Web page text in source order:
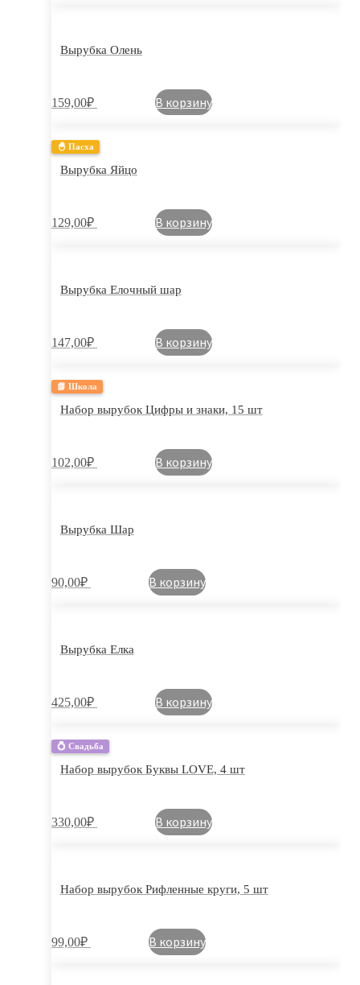
Вырубка Олень
159,00₽ В корзину
🐣 Пасха
Вырубка Яйцо
129,00₽ В корзину
Вырубка Елочный шар
147,00₽ В корзину
📗 Школа
Набор вырубок Цифры и знаки, 15 шт
102,00₽ В корзину
Вырубка Шар
90,00₽ В корзину
Вырубка Елка
425,00₽ В корзину
💍 Свадьба
Набор вырубок Буквы LOVE, 4 шт
330,00₽ В корзину
Набор вырубок Рифленные круги, 5 шт
99,00₽ В корзину